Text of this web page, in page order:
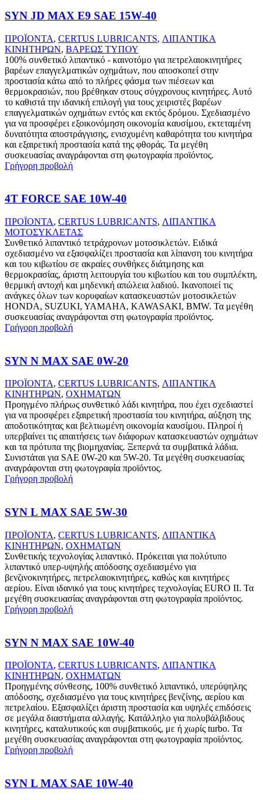
SYN JD MAX E9 SAE 15W-40
ΠΡΟΪΟΝΤΑ, CERTUS LUBRICANTS, ΛΙΠΑΝΤΙΚΑ
ΚΙΝΗΤΗΡΩΝ, ΒΑΡΕΩΣ ΤΥΠΟΥ
100% συνθετικό λιπαντικό - καινοτόμο για πετρελαιοκινητήρες
βαρέων επαγγελματικών οχημάτων, που αποσκοπεί στην
προστασία κάτω από το πλήρες φάσμα των πιέσεων και
θερμοκρασιών, που βρέθηκαν στους σύγχρονους κινητήρες. Αυτό
το καθιστά την ιδανική επιλογή για τους χειριστές βαρέων
επαγγελματικών οχημάτων εντός και εκτός δρόμου. Σχεδιασμένο
για να προσφέρει εξοικονόμηση οικονομία καυσίμου, εκτεταμένη
δυνατότητα αποστράγγισης, ενισχυμένη καθαρότητα του κινητήρα
και εξαιρετική προστασία κατά της φθοράς. Τα μεγέθη
συσκευασίας αναγράφονται στη φωτογραφία προϊόντος.
Γρήγορη προβολή
4T FORCE SAE 10W-40
ΠΡΟΪΟΝΤΑ, CERTUS LUBRICANTS, ΛΙΠΑΝΤΙΚΑ
ΜΟΤΟΣΥΚΛΕΤΑΣ
Συνθετικό λιπαντικό τετράχρονων μοτοσικλετών. Ειδικά
σχεδιασμένο να εξασφαλίζει προστασία και λίπανση του κινητήρα
και του κιβωτίου σε ακραίες συνθήκες διάτμησης και
θερμοκρασίας, άριστη λειτουργία του κιβωτίου και του συμπλέκτη,
θερμική αντοχή και μηδενική απώλεια λαδιού. Ικανοποιεί τις
ανάγκες όλων των κορυφαίων κατασκευαστών μοτοσικλετών
HONDA, SUZUKI, YAMAHA, KAWASAKI, BMW. Τα μεγέθη
συσκευασίας αναγράφονται στη φωτογραφία προϊόντος.
Γρήγορη προβολή
SYN N MAX SAE 0W-20
ΠΡΟΪΟΝΤΑ, CERTUS LUBRICANTS, ΛΙΠΑΝΤΙΚΑ
ΚΙΝΗΤΗΡΩΝ, ΟΧΗΜΑΤΩΝ
Προηγμένο πλήρως συνθετικό λάδι κινητήρα, που έχει σχεδιαστεί
για να προσφέρει εξαιρετική προστασία του κινητήρα, αύξηση της
αποδοτικότητας και βελτιωμένη οικονομία καυσίμου. Πληροί ή
υπερβαίνει τις απαιτήσεις των διάφορων κατασκευαστών οχημάτων
και τα πρότυπα της βιομηχανίας. Ξεπερνά τα συμβατικά λάδια.
Συνιστάται για SAE 0W-20 και 5W-20. Τα μεγέθη συσκευασίας
αναγράφονται στη φωτογραφία προϊόντος.
Γρήγορη προβολή
SYN L MAX SAE 5W-30
ΠΡΟΪΟΝΤΑ, CERTUS LUBRICANTS, ΛΙΠΑΝΤΙΚΑ
ΚΙΝΗΤΗΡΩΝ, ΟΧΗΜΑΤΩΝ
Συνθετικής τεχνολογίας λιπαντικό. Πρόκειται για πολύτυπο
λιπαντικό υπερ-υψηλής απόδοσης σχεδιασμένο για
βενζινοκινητήρες, πετρελαιοκινητήρες, καθώς και κινητήρες
αερίου. Είναι ιδανικό για τους κινητήρες τεχνολογίας EURO II. Τα
μεγέθη συσκευασίας αναγράφονται στη φωτογραφία προϊόντος.
Γρήγορη προβολή
SYN N MAX SAE 10W-40
ΠΡΟΪΟΝΤΑ, CERTUS LUBRICANTS, ΛΙΠΑΝΤΙΚΑ
ΚΙΝΗΤΗΡΩΝ, ΟΧΗΜΑΤΩΝ
Προηγμένης σύνθεσης, 100% συνθετικό λιπαντικό, υπερύψηλης
απόδοσης, σχεδιασμένο για τους κινητήρες βενζίνης, αερίου και
πετρελαίου. Εξασφαλίζει άριστη προστασία και υψηλές επιδόσεις
σε μεγάλα διαστήματα αλλαγής. Κατάλληλο για πολυβάλβιδους
κινητήρες, καταλυτικούς και συμβατικούς, με ή χωρίς turbo. Τα
μεγέθη συσκευασίας αναγράφονται στη φωτογραφία προϊόντος.
Γρήγορη προβολή
SYN L MAX SAE 10W-40